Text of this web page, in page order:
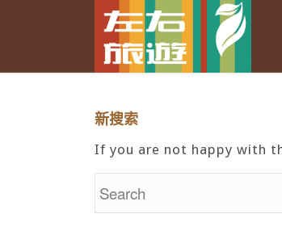
新搜索
If you are not happy with